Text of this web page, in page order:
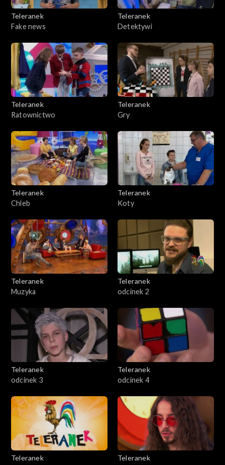
Teleranek
Fake news
Teleranek
Detektywi
Teleranek
Ratownictwo
Teleranek
Gry
Teleranek
Chleb
Teleranek
Koty
Teleranek
Muzyka
Teleranek
odcinek 2
Teleranek
odcinek 3
Teleranek
odcinek 4
Teleranek
Teleranek